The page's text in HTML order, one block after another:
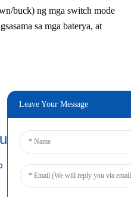
buck) ng mga switch mode
sa mga baterya, at
Leave Your Message